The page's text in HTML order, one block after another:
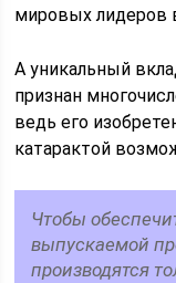
мировых лидеров
А уникальный
признан
ведь его
катарактой
Чтобы
выпускаемой
производятся